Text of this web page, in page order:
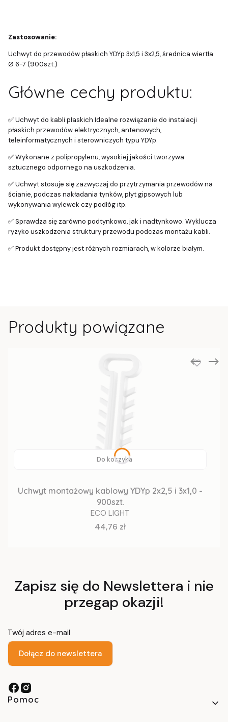
Zastosowanie:
Uchwyt do przewodów płaskich YDYp 3x1,5 i 3x2,5, średnica wiertła
Ø 6-7 (900szt.)
Główne cechy produktu:
✅ Uchwyt do kabli płaskich Idealne rozwiązanie do instalacji
płaskich przewodów elektrycznych, antenowych,
teleinformatycznych i sterowniczych typu YDYp.
✅ Wykonane z polipropylenu, wysokiej jakości tworzywa
sztucznego odpornego na uszkodzenia.
✅ Uchwyt stosuje się zazwyczaj do przytrzymania przewodów na
ścianie, podczas nakładania tynków, płyt gipsowych lub
wykonywania wylewek czy podłóg itp.
✅ Sprawdza się zarówno podtynkowo, jak i nadtynkowo. Wyklucza
ryzyko uszkodzenia struktury przewodu podczas montażu kabli.
✅ Produkt dostępny jest różnych rozmiarach, w kolorze białym.
Produkty powiązane
Do koszyka
Uchwyt montażowy kablowy YDYp 2x2,5 i 3x1,0 -
900szt.
ECO LIGHT
Cena
44,76 zł
Zapisz się do Newslettera i nie
przegap okazji!
Twój adres e-mail
Dołącz do newslettera
Linki w stopce
Pomoc